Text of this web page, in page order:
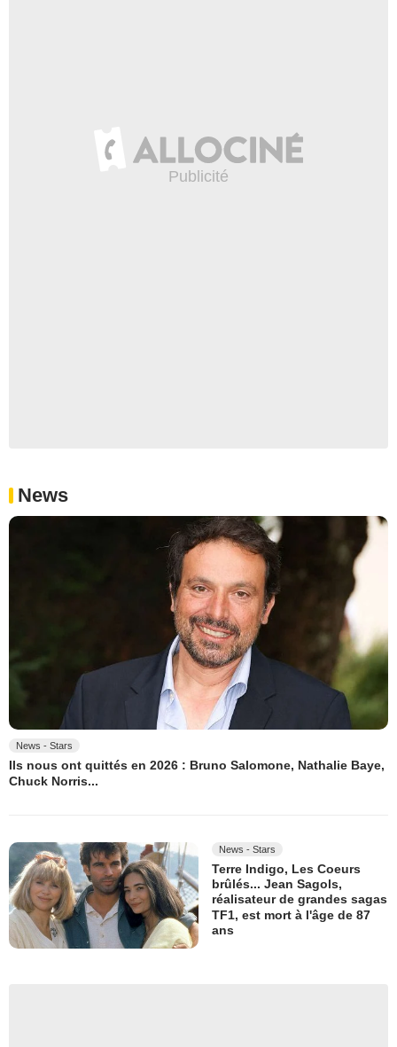
News
News - Stars
Ils nous ont quittés en 2026 : Bruno Salomone, Nathalie Baye,
Chuck Norris...
News - Stars
Terre Indigo, Les Coeurs
brûlés... Jean Sagols,
réalisateur de grandes sagas
TF1, est mort à l'âge de 87
ans